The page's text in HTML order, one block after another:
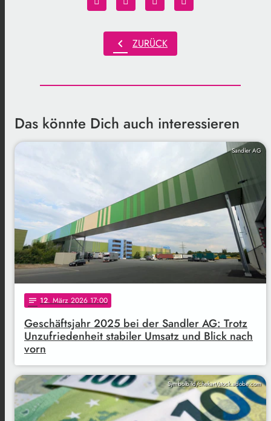
chevron_left ZURÜCK
Das könnte Dich auch interessieren
Sandler AG
notes 12. März 2026 17:00
Geschäftsjahr 2025 bei der Sandler AG: Trotz
Unzufriedenheit stabiler Umsatz und Blick nach
vorn
Symbolbild/chekart/stock.adobe.com